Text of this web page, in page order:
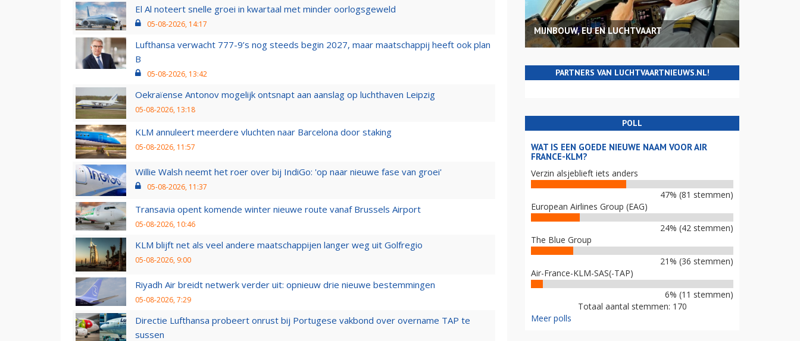
El Al noteert snelle groei in kwartaal met minder oorlogsgeweld
05-08-2026, 14:17
Lufthansa verwacht 777-9’s nog steeds begin 2027, maar maatschappij heeft ook plan
B
05-08-2026, 13:42
Oekraïense Antonov mogelijk ontsnapt aan aanslag op luchthaven Leipzig
05-08-2026, 13:18
KLM annuleert meerdere vluchten naar Barcelona door staking
05-08-2026, 11:57
Willie Walsh neemt het roer over bij IndiGo: 'op naar nieuwe fase van groei'
05-08-2026, 11:37
Transavia opent komende winter nieuwe route vanaf Brussels Airport
05-08-2026, 10:46
KLM blijft net als veel andere maatschappijen langer weg uit Golfregio
05-08-2026, 9:00
Riyadh Air breidt netwerk verder uit: opnieuw drie nieuwe bestemmingen
05-08-2026, 7:29
Directie Lufthansa probeert onrust bij Portugese vakbond over overname TAP te
sussen
MIJNBOUW, EU EN LUCHTVAART
PARTNERS VAN LUCHTVAARTNIEUWS.NL!
POLL
WAT IS EEN GOEDE NIEUWE NAAM VOOR AIR
FRANCE-KLM?
Verzin alsjeblieft iets anders
47% (81 stemmen)
European Airlines Group (EAG)
24% (42 stemmen)
The Blue Group
21% (36 stemmen)
Air-France-KLM-SAS(-TAP)
6% (11 stemmen)
Totaal aantal stemmen: 170
Meer polls